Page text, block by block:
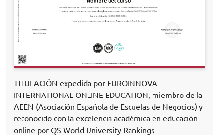
TITULACIÓN expedida por EUROINNOVA
INTERNATIONAL ONLINE EDUCATION, miembro de la
AEEN (Asociación Española de Escuelas de Negocios) y
reconocido con la excelencia académica en educación
online por QS World University Rankings